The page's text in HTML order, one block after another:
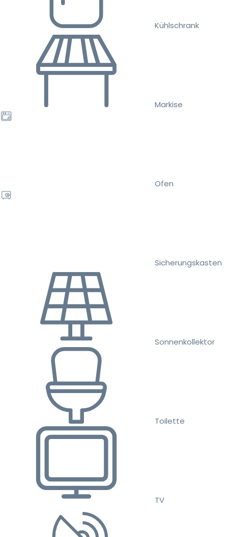
Kühlschrank
Markise
Ofen
Sicherungskasten
Sonnenkollektor
Toilette
TV